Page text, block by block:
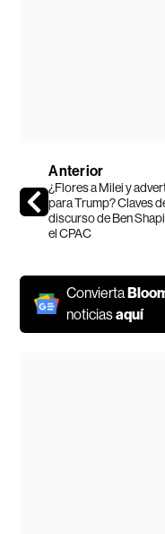
Anterior
¿Flores a Milei y
para Trump? Claves
discurso de Ben
el CPAC
Convierta
noticiasaquí